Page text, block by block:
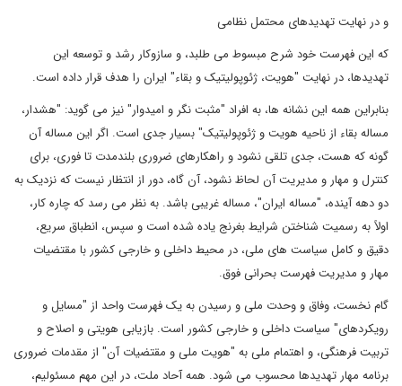
و در نهایت تهدیدهای محتمل نظامی
که این فهرست خود شرح مبسوط می طلبد، و سازوکار رشد و توسعه این
تهدیدها، در نهایت "هویت، ژئوپولیتیک و بقاء" ایران را هدف قرار داده است.
بنابراین همه این نشانه ها، به افراد "مثبت نگر و امیدوار" نیز می گوید: "هشدار،
مساله بقاء از ناحیه هویت و ژئوپولیتیک" بسیار جدی است. اگر این مساله آن
گونه که هست، جدی تلقی نشود و راهکارهای ضروری بلندمدت تا فوری، برای
کنترل و مهار و مدیریت آن لحاظ نشود، آن گاه، دور از انتظار نیست که نزدیک به
دو دهه آینده، "مساله ایران"، مساله غریبی باشد. به نظر می رسد که چاره کار،
اولاً به رسمیت شناختن شرایط بغرنج یاده شده است و سپس، انطباق سریع،
دقیق و کامل سیاست های ملی، در محیط داخلی و خارجی کشور با مقتضیات
مهار و مدیریت فهرست بحرانی فوق.
گام نخست، وفاق و وحدت ملی و رسیدن به یک فهرست واحد از "مسایل و
رویکردهای" سیاست داخلی و خارجی کشور است. بازیابی هویتی و اصلاح و
تربیت فرهنگی، و اهتمام ملی به "هویت ملی و مقتضیات آن" از مقدمات ضروری
برنامه مهار تهدیدها محسوب می شود. همه آحاد ملت، در این مهم مسئولیم،